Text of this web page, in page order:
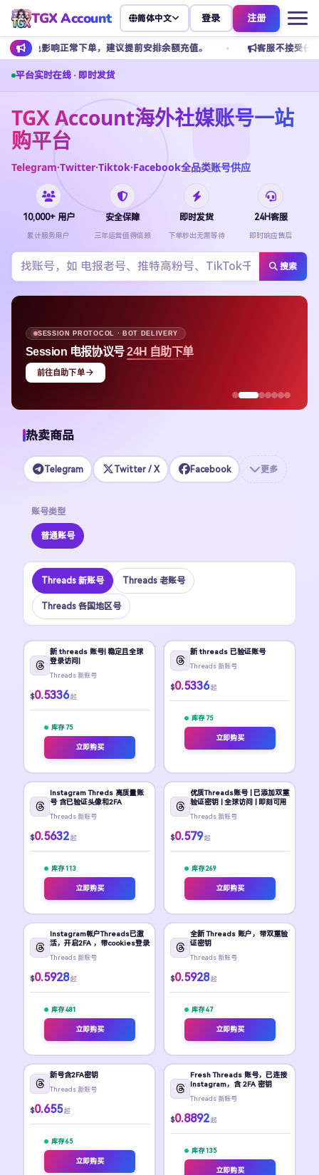
TGX Account 简体中文 登录 注册
单，建议提前安排余额充值。 客服不接受任何私下转账，请勿添
平台实时在线 · 即时发货
TGX Account海外社媒账号一站
购平台
Telegram·Twitter·Tiktok·Facebook全品类账号供应
10,000+ 用户
累计服务用户
安全保障
三年运营值得信赖
即时发货
下单秒出无需等待
24H客服
即时响应售后
搜索
APPLE ID · MULTI-REGION STOCK
Apple ID 均价 $1.48 即可上号
立即选购
热卖商品
Telegram Twitter / X Facebook 更多
账号类型
普通账号
Threads 新账号 Threads 老账号
Threads 各国地区号
新 threads 账号| 稳定且全球
登录访问|
Threads 新账号
$0.5336 起
库存 75
立即购买
新 threads 已验证账号
Threads 新账号
$0.5336 起
库存 75
立即购买
Instagram Threds 高质量账
号 含已验证头像和2FA
Threads 新账号
$0.5632 起
库存 113
立即购买
优质Threads账号 | 已添加双重
验证密钥 | 全球访问 | 即刻可用
Threads 新账号
$0.579 起
库存 269
立即购买
Instagram帐户Threads已激
活，开启2FA ，带cookies登录
Threads 新账号
$0.5928 起
库存 481
立即购买
全新 Threads 账户，带双重验
证密钥
Threads 新账号
$0.5928 起
库存 47
立即购买
新号含2FA密钥
Threads 新账号
$0.655 起
库存 65
立即购买
Fresh Threads 账号，已连接
Instagram，含 2FA 密钥
Threads 新账号
$0.8892 起
库存 135
立即购买